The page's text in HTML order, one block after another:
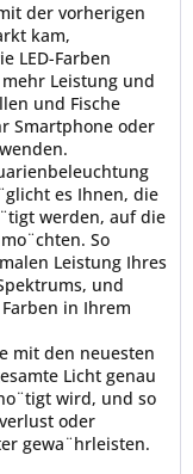
der vorherigen
kam,
LED-Farben
Leistung und
und Fische
Smartphone oder
es Ihnen, die
werden, auf die
So
Leistung Ihres
und
in Ihrem
mit den neuesten
Licht genau
wird, und so
oder
gewa¨hrleisten.